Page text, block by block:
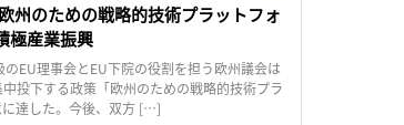
州のための戦略的技術プラットフォ
極産業振興
EU理事会とEU下院の役割を担う欧州議会は
投下する政策「欧州のための戦略的技術プラ
に達した。今後、双方 […]